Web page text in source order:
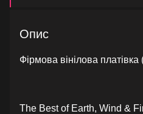
Опис
Фірмова вінілова
The Best of Earth, Wind &